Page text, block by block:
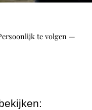
te volgen —